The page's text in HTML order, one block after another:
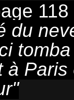
118
du
à